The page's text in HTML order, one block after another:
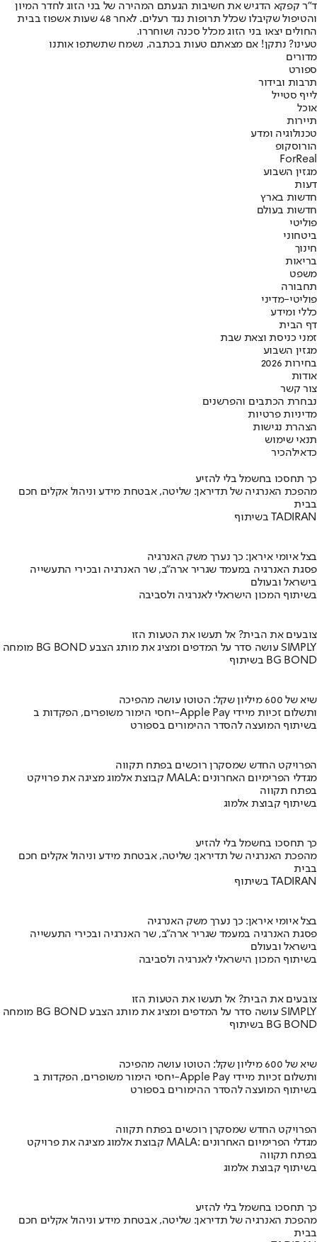
ד״ר קפקא הדגיש את חשיבות הגעתם המהירה של בני הזוג לחדר המיון
והטיפול שקיבלו שכלל תרופות נגד רעלים. לאחר 48 שעות אשפוז בבית
החולים יצאו בני הזוג מכלל סכנה ושוחררו.
טעינו? נתקן! אם מצאתם טעות בכתבה, נשמח שתשתפו אותנו
מדורים
ספורט
תרבות ובידור
לייף סטייל
אוכל
תיירות
טכנולוגיה ומדע
הורוסקופ
ForReal
מגזין השבוע
דעות
חדשות בארץ
חדשות בעולם
פוליטי
ביטחוני
חינוך
בריאות
משפט
תחבורה
פוליטי-מדיני
כללי ומידע
דף הבית
זמני כניסת וצאת שבת
מגזין השבוע
בחירות 2026
אודות
צור קשר
נבחרת הכתבים והפרשנים
מדיניות פרטיות
הצהרת נגישות
תנאי שימוש
כדאילהכיר
כך תחסכו בחשמל בלי להזיע
מהפכת האנרגיה של תדיראן: שליטה, אבטחת מידע וניהול אקלים חכם
בבית
בשיתוף TADIRAN
בצל איומי איראן: כך נערך משק האנרגיה
פסגת האנרגיה במעמד שגריר ארה"ב, שר האנרגיה ובכירי התעשייה
בישראל ובעולם
בשיתוף המכון הישראלי לאנרגיה ולסביבה
צובעים את הבית? אל תעשו את הטעות הזו
מומחה BG BOND עושה סדר על המדפים ומציג את מותג הצבע SIMPLY
בשיתוף BG BOND
שיא של 600 מיליון שקל: הטוטו עושה מהפיכה
יחסי הימור משופרים, הפקדות ב-Apple Pay ותשלום זכיות מיידי
בשיתוף המועצה להסדר ההימורים בספורט
הפרויקט החדש שמסקרן רוכשים בפתח תקווה
קבוצת אלמוג מציגה את פרויקט MALA: מגדלי הפרימיום האחרונים
בפתח תקווה
בשיתוף קבוצת אלמוג
כך תחסכו בחשמל בלי להזיע
מהפכת האנרגיה של תדיראן: שליטה, אבטחת מידע וניהול אקלים חכם
בבית
בשיתוף TADIRAN
בצל איומי איראן: כך נערך משק האנרגיה
פסגת האנרגיה במעמד שגריר ארה"ב, שר האנרגיה ובכירי התעשייה
בישראל ובעולם
בשיתוף המכון הישראלי לאנרגיה ולסביבה
צובעים את הבית? אל תעשו את הטעות הזו
מומחה BG BOND עושה סדר על המדפים ומציג את מותג הצבע SIMPLY
בשיתוף BG BOND
שיא של 600 מיליון שקל: הטוטו עושה מהפיכה
יחסי הימור משופרים, הפקדות ב-Apple Pay ותשלום זכיות מיידי
בשיתוף המועצה להסדר ההימורים בספורט
הפרויקט החדש שמסקרן רוכשים בפתח תקווה
קבוצת אלמוג מציגה את פרויקט MALA: מגדלי הפרימיום האחרונים
בפתח תקווה
בשיתוף קבוצת אלמוג
כך תחסכו בחשמל בלי להזיע
מהפכת האנרגיה של תדיראן: שליטה, אבטחת מידע וניהול אקלים חכם
בבית